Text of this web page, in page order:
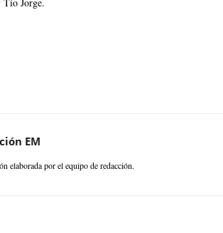
EM
elaborada por el equipo de redacción.